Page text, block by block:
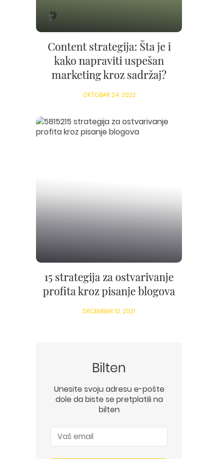
Content strategija: Šta je i
kako napraviti uspešan
marketing kroz sadržaj?
OKTOBAR 24, 2022
15 strategija za ostvarivanje
profita kroz pisanje blogova
DECEMBAR 10, 2021
Bilten
Unesite svoju adresu e-pošte
dole da biste se pretplatili na
bilten